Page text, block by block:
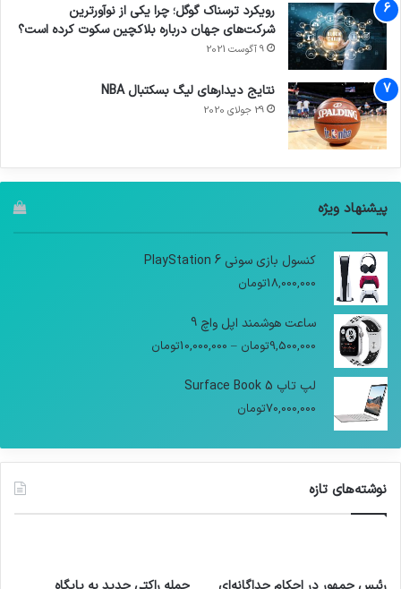
رویکرد ترسناک گوگل؛ چرا یکی از نوآورترین
شرکت‌های جهان درباره بلاکچین سکوت کرده است؟
9 آگوست 2021
نتایج دیدار‌های لیگ بسکتبال NBA
29 جولای 2020
پیشنهاد ویژه
کنسول بازی سونی PlayStation 6
18,000,000تومان
ساعت هوشمند اپل واچ 9
9,500,000تومان –
10,000,000تومان
لپ تاپ Surface Book 5
70,000,000تومان
نوشته‌های تازه